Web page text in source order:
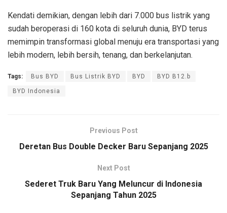
Kendati demikian, dengan lebih dari 7.000 bus listrik yang
sudah beroperasi di 160 kota di seluruh dunia, BYD terus
memimpin transformasi global menuju era transportasi yang
lebih modern, lebih bersih, tenang, dan berkelanjutan.
Tags: Bus BYD Bus Listrik BYD BYD BYD B12.b
BYD Indonesia
Previous Post
Deretan Bus Double Decker Baru Sepanjang 2025
Next Post
Sederet Truk Baru Yang Meluncur di Indonesia
Sepanjang Tahun 2025